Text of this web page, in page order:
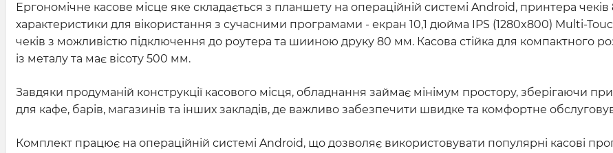
Ергономічне касове місце яке складається з планшету на операційній системі Android, принтера
характеристики для вікористання з сучасними програмами - екран 10,1 дюйма IPS (1280x800) Multi-
чеків з можливістю підключення до роутера та шииною друку 80 мм. Касова стійка для компактного
із металу та має вісоту 500 мм.
Завдяки продуманій конструкції касового місця, обладнання займає мінімум простору, зберігаючи
для кафе, барів, магазинів та інших закладів, де важливо забезпечити швидке та комфортне
Комплект працює на операційній системі Android, що дозволяє використовувати популярні касові